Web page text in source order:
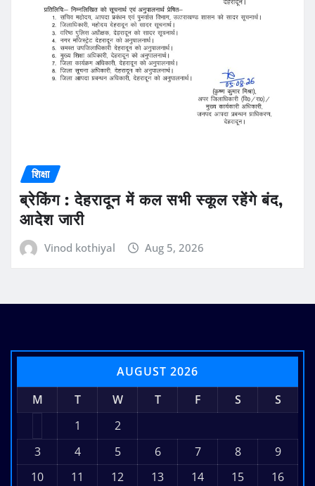
शिक्षा
ब्रेकिंग : देहरादून में कल सभी स्कूल रहेंगे बंद,
आदेश जारी
Vinod kothiyal Aug 5, 2026
AUGUST 2026
M
T W T F S
S
1
2
3
4 5 6 7 8
9
10
11 12 13 14 15
16